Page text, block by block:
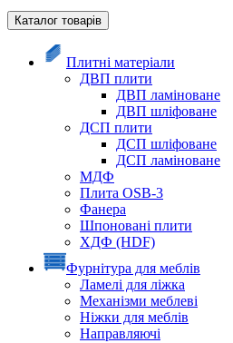
Каталог товарів
Плитні матеріали
ДВП плити
ДВП ламіноване
ДВП шліфоване
ДСП плити
ДСП шліфоване
ДСП ламіноване
МДФ
Плита OSB-3
Фанера
Шпоновані плити
ХДФ (HDF)
Фурнітура для меблів
Ламелі для ліжка
Механізми меблеві
Ніжки для меблів
Направляючі